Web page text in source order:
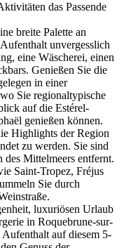
das Passende
breite Palette an
unvergesslich
eine Wäscherei, einen
Genießen Sie die
in einer
Sie regionaltypische
auf die Estérel-
genießen können.
Highlights der Region
zu werden. Sie sind
Mittelmeers entfernt.
Saint-Tropez, Fréjus
Sie durch
luxuriösen Urlaub
in Roquebrune-sur-
auf diesem 5-